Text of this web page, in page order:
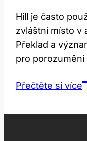
Hill je často
zvláštní místo v
Překlad a
pro porozumění
Přečtěte si více